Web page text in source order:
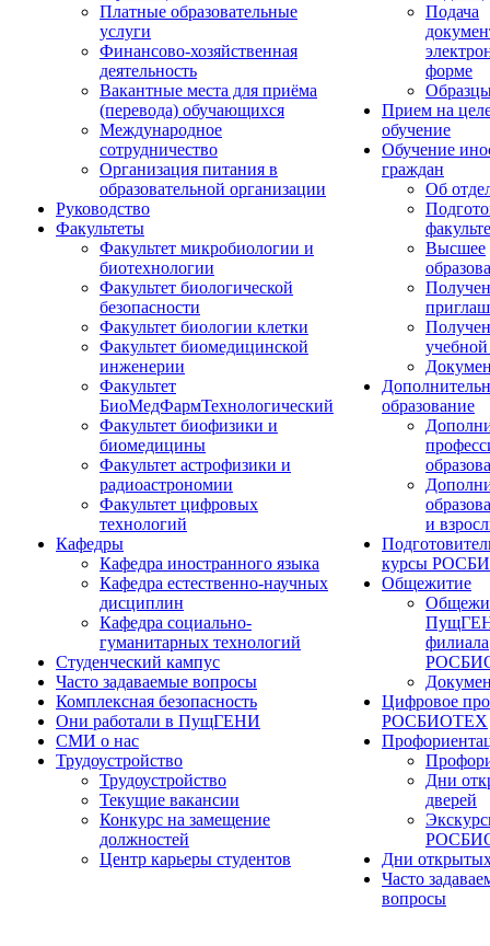
Платные образовательные
услуги
Финансово-хозяйственная
деятельность
Вакантные места для приёма
(перевода) обучающихся
Международное
сотрудничество
Организация питания в
образовательной организации
Руководство
Факультеты
Факультет микробиологии и
биотехнологии
Факультет биологической
безопасности
Факультет биологии клетки
Факультет биомедицинской
инженерии
Факультет
БиоМедФармТехнологический
Факультет биофизики и
биомедицины
Факультет астрофизики и
радиоастрономии
Факультет цифровых
технологий
Кафедры
Кафедра иностранного языка
Кафедра естественно-научных
дисциплин
Кафедра социально-
гуманитарных технологий
Студенческий кампус
Часто задаваемые вопросы
Комплексная безопасность
Они работали в ПущГЕНИ
СМИ о нас
Трудоустройство
Трудоустройство
Текущие вакансии
Конкурс на замещение
должностей
Центр карьеры студентов
Подача
форме
Прием на
обучение
Обучение
граждан
Об
Высшее
образование
и
курсы
Общежитие
филиала
Цифровое
РОСБИОТЕХ
Дни
дверей
Дни
Часто
вопросы